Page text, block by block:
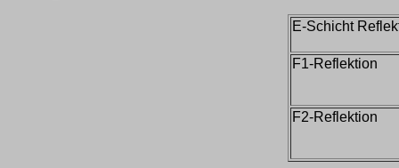
E-Schicht
F1-Reflektion
F2-Reflektion